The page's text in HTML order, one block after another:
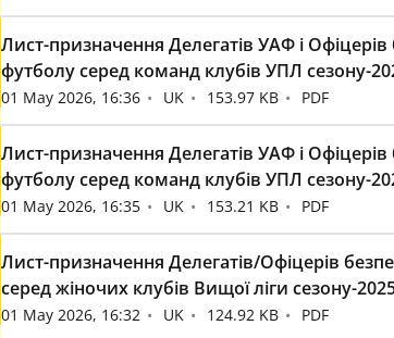
Лист-призначення Делегатів УАФ і
футболу серед команд клубів УПЛ сезону-
01 May 2026, 16:36 UK 153.97 KB PDF
Лист-призначення Делегатів УАФ і
футболу серед команд клубів УПЛ сезону-
01 May 2026, 16:35 UK 153.21 KB PDF
Лист-призначення Делегатів/Офіцерів
серед жіночих клубів Вищої ліги сезону-
01 May 2026, 16:32 UK 124.92 KB PDF